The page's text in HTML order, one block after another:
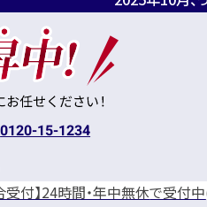
0120-15-1234
受付】24時間・年中無休で受付中